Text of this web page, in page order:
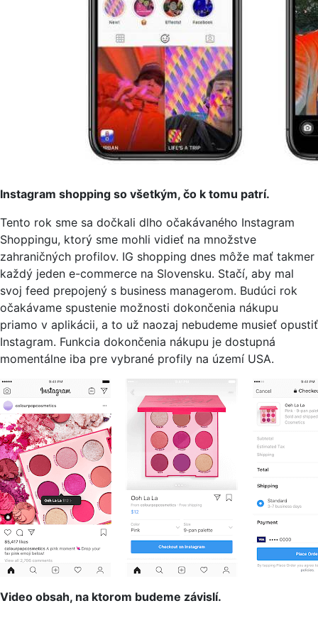
Instagram shopping so všetkým, čo k tomu patrí.
Tento rok sme sa dočkali dlho očakávaného Instagram
Shoppingu, ktorý sme mohli vidieť na množstve
zahraničných profilov. IG shopping dnes môže mať takmer
každý jeden e-commerce na Slovensku. Stačí, aby mal
svoj feed prepojený s business managerom. Budúci rok
očakávame spustenie možnosti dokončenia nákupu
priamo v aplikácii, a to už naozaj nebudeme musieť opustiť
Instagram. Funkcia dokončenia nákupu je dostupná
momentálne iba pre vybrané profily na území USA.
Video obsah, na ktorom budeme závislí.